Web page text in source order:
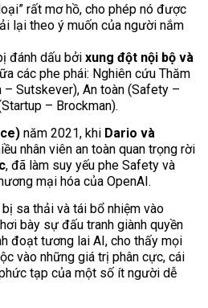
rất mơ hồ, cho phép nó được
lại theo ý muốn của người nắm
đánh dấu bởi xung đột nội bộ và
các phe phái: Nghiên cứu Thăm
Sutskever), An toàn (Safety –
– Brockman).
năm 2021, khi Dario và
nhân viên an toàn quan trọng rời
, đã làm suy yếu phe Safety và
mại hóa của OpenAI.
sa thải và tái bổ nhiệm vào
bày sự đấu tranh giành quyền
đoạt tương lai AI, cho thấy mọi
vào những giá trị phân cực, cái
tạp của một số ít người dễ